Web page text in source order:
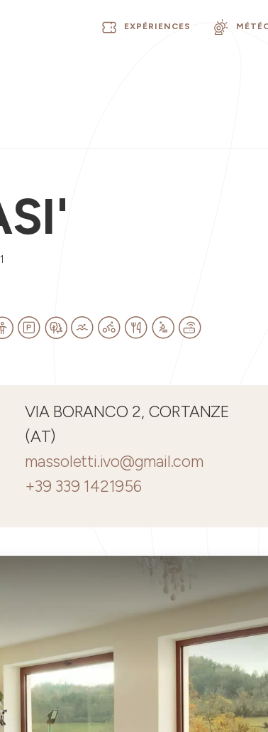
EXPÉRIENCES
VIA BORANCO 2, CORTANZE
(AT)
massoletti.ivo@gmail.com
+39 339 1421956